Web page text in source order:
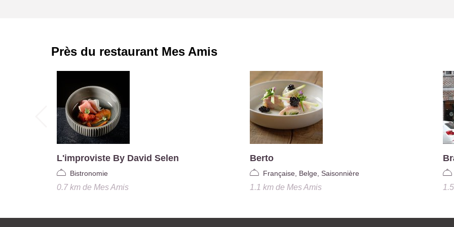
Près du restaurant Mes Amis
L'improviste By David Selen
Bistronomie
0.7 kmde Mes Amis
Berto
Française, Belge, Saisonnière
1.1 kmde Mes Amis